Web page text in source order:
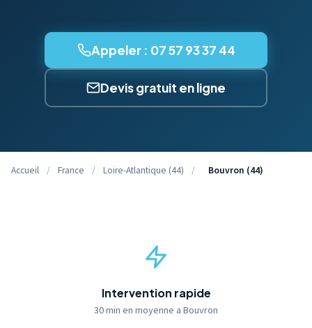
Appeler : 07 57 93 37 44
Devis gratuit en ligne
Accueil / France / Loire-Atlantique (44) / Bouvron (44)
Intervention rapide
30 min en moyenne a Bouvron